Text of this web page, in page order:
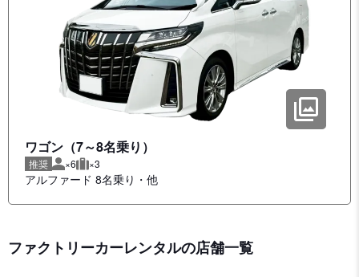
ワゴン（7～8名乗り）
推奨 推奨人数
×6 推奨荷物
×3
アルファード 8名乗り 他
ファクトリーカーレンタルの店舗一覧